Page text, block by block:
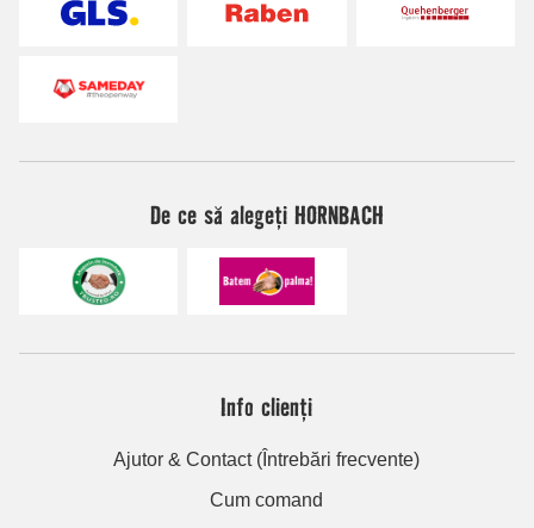
De ce să alegeți HORNBACH
Info clienți
Ajutor & Contact (Întrebări frecvente)
Cum comand